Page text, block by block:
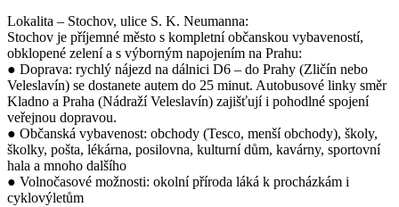
Lokalita – Stochov, ulice S. K. Neumanna:
Stochov je příjemné město s kompletní občanskou vybaveností,
obklopené zelení a s výborným napojením na Prahu:
● Doprava: rychlý nájezd na dálnici D6 – do Prahy (Zličín nebo
Veleslavín) se dostanete autem do 25 minut. Autobusové linky směr
Kladno a Praha (Nádraží Veleslavín) zajišťují i pohodlné spojení
veřejnou dopravou.
● Občanská vybavenost: obchody (Tesco, menší obchody), školy,
školky, pošta, lékárna, posilovna, kulturní dům, kavárny, sportovní
hala a mnoho dalšího
● Volnočasové možnosti: okolní příroda láká k procházkám i
cyklovýletům